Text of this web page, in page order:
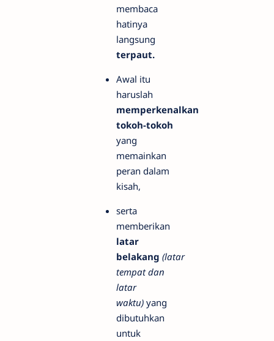
membaca
hatinya
langsung
terpaut.
Awal itu
haruslah
memperkenalkan
tokoh-tokoh
yang
memainkan
peran dalam
kisah,
serta
memberikan
latar
belakang (latar
tempat dan
latar
waktu) yang
dibutuhkan
untuk